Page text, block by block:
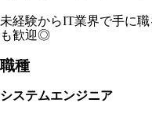
未経験からIT業界で手に
も歓迎◎
職種
システムエンジニア